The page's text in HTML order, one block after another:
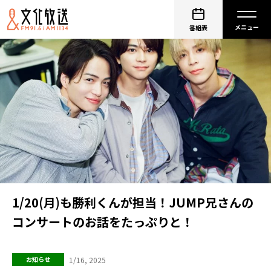
番組表
1/20(月)も勝利くんが担当！JUMP兄さんの
コンサートのお話をたっぷりと！
お知らせ 1/16, 2025